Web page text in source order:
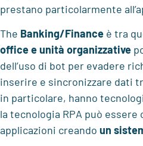
prestano particolarmente
The Banking/Finance è tra
office e unità organizzative
dell’uso di bot per evadere
inserire e sincronizzare dati
in particolare, hanno
la tecnologia RPA può
applicazioni creando un